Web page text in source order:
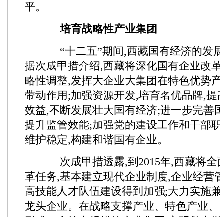
平。
培育战略性产业集团
“十二五”期间,西藏国有经济的发
据次成甲措介绍,西藏将深化国有企业改
略性调整,发挥大企业大集团在特色优势
带动作用;加强资源开发,培育名优品牌,
效益,不断发展壮大国有经济;进一步完善
提升监管效能;加强党的建设工作和干部
维护稳定,构建和谐国有企业。
次成甲措透露,到2015年,西藏将全
革任务,基本建立现代企业制度,企业经营
高技能人才队伍建设得到加强;大力实施
龙头企业。在战略支撑产业、特色产业